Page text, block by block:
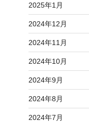
2025年1月
2024年12月
2024年11月
2024年10月
2024年9月
2024年8月
2024年7月